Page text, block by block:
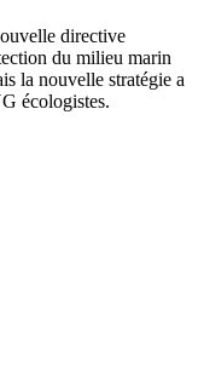
directive
du milieu marin
la nouvelle stratégie a
écologistes.